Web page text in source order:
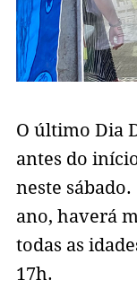
O último Dia
antes do
neste
ano, haverá
todas as
17h.